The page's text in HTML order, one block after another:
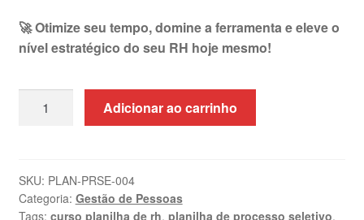
🚀 Otimize seu tempo, domine a ferramenta e eleve o
nível estratégico do seu RH hoje mesmo!
Seleção
em
Adicionar ao carrinho
SKU: PLAN-PRSE-004
Categoria: Gestão de Pessoas
Tags: curso planilha de rh, planilha de processo seletivo,